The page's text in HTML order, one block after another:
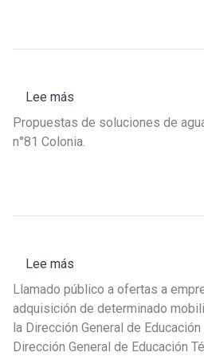
Lee más
Llamado
Nº
de
la
Escuela
n°81
Colonia
Propuestas de soluciones de
n°81 Colonia.
Lee más
Llamado
Nº
18/2025
–
Llamado público a ofertas a
adquisición de determinado
la Dirección General de
Dirección General de Educación